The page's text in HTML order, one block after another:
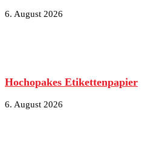
6. August 2026
Hochopakes Etikettenpapier
6. August 2026